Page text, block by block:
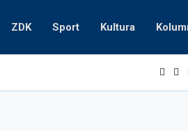
ZDK Sport Kultura